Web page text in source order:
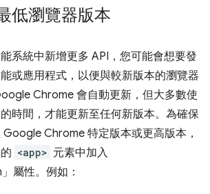
低瀏覽器版本
系統中新增更多 API，您可能會想要發
或應用程式，以便與較新版本的瀏覽器
Chrome 會自動更新，但大多數使
時間，才能更新至任何新版本。為確保
Chrome 特定版本或更高版本，
<app> 元素中加入
屬性。例如：